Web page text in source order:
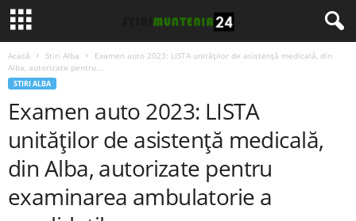
Acasă Stiri Alba
Examen auto 2023: LISTA unităţilor de asistenţă medicală, din
Alba, autorizate pentru...
STIRI ALBA
Examen auto 2023: LISTA
unităţilor de asistenţă medicală,
din Alba, autorizate pentru
examinarea ambulatorie a